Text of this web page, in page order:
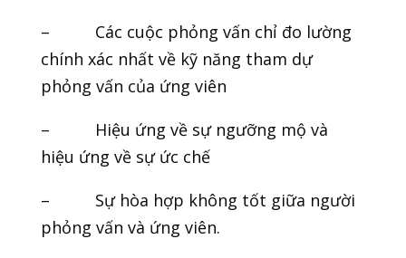
– Các cuộc phỏng vấn chỉ đo lường
chính xác nhất về kỹ năng tham dự
phỏng vấn của ứng viên
– Hiệu ứng về sự ngưỡng mộ và
hiệu ứng về sự ức chế
– Sự hòa hợp không tốt giữa người
phỏng vấn và ứng viên.